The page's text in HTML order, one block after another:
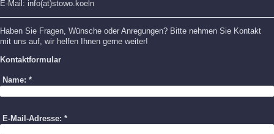
E-Mail: info(at)stowo.koeln
Haben Sie Fragen, Wünsche oder Anregungen? Bitte nehmen Sie Kontakt
mit uns auf, wir helfen Ihnen gerne weiter!
Kontaktformular
Name: *
E-Mail-Adresse: *